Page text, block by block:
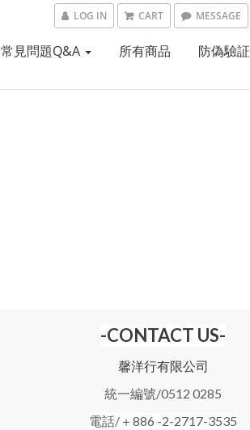
LOG IN CART MESSAGE
常見問題Q&A 所有商品 防偽驗証
-CONTACT US-
馨洋行有限公司
統一編號/0512 0285
電話/＋886 -2-2717-3535